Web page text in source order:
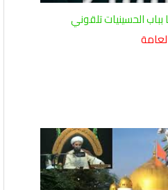
الحسينيات تلقوني